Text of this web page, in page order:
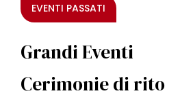
EVENTI PASSATI
Grandi Eventi
Cerimonie di rito